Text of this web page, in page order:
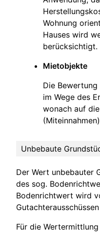
Wohnung
Hauses wird
berücksichtigt.
Mietobjekte
Die
im Wege des
wonach auf
Unbebaute
Der Wert unbebauter
des sog.
Bodenrichtwert wird
Für die